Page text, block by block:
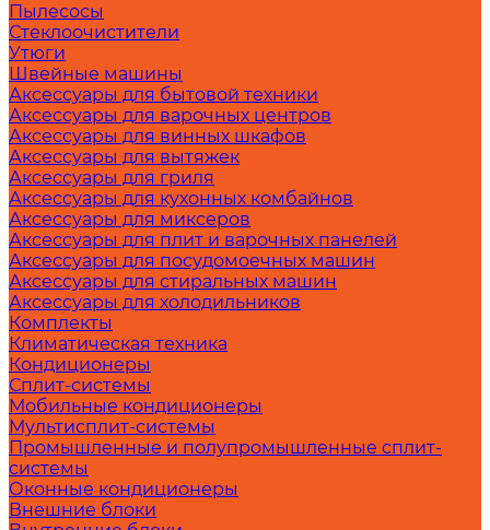
Пылесосы
Стеклоочистители
Утюги
Швейные машины
Аксессуары для бытовой техники
Аксессуары для варочных центров
Аксессуары для винных шкафов
Аксессуары для вытяжек
Аксессуары для гриля
Аксессуары для кухонных комбайнов
Аксессуары для миксеров
Аксессуары для плит и варочных панелей
Аксессуары для посудомоечных машин
Аксессуары для стиральных машин
Аксессуары для холодильников
Комплекты
Климатическая техника
Кондиционеры
Сплит-системы
Мобильные кондиционеры
Мультисплит-системы
Промышленные и полупромышленные сплит-
системы
Оконные кондиционеры
Внешние блоки